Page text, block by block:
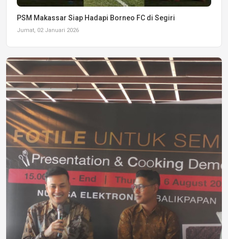
PSM Makassar Siap Hadapi Borneo FC di Segiri
Jumat, 02 Januari 2026